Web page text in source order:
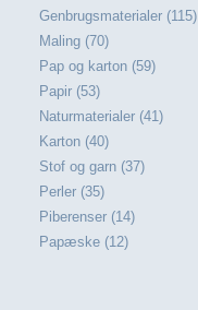
Genbrugsmaterialer (115)
Maling (70)
Pap og karton (59)
Papir (53)
Naturmaterialer (41)
Karton (40)
Stof og garn (37)
Perler (35)
Piberenser (14)
Papæske (12)